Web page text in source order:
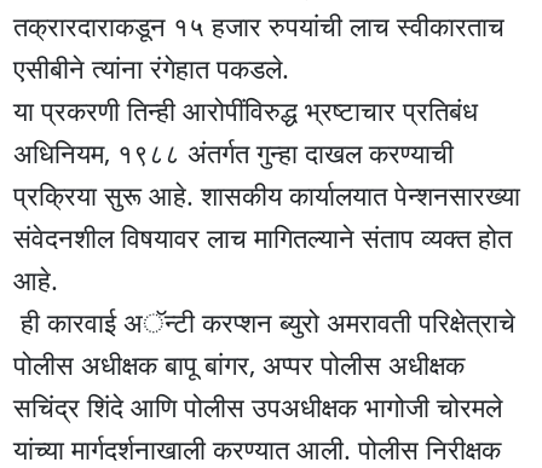
तक्रारदाराकडून १५ हजार रुपयांची लाच स्वीकारताच
एसीबीने त्यांना रंगेहात पकडले.
या प्रकरणी तिन्ही आरोपींविरुद्ध भ्रष्टाचार प्रतिबंध
अधिनियम, १९८८ अंतर्गत गुन्हा दाखल करण्याची
प्रक्रिया सुरू आहे. शासकीय कार्यालयात पेन्शनसारख्या
संवेदनशील विषयावर लाच मागितल्याने संताप व्यक्त होत
आहे.
ही कारवाई अॅन्टी करप्शन ब्युरो अमरावती परिक्षेत्राचे
पोलीस अधीक्षक बापू बांगर, अप्पर पोलीस अधीक्षक
सचिंद्र शिंदे आणि पोलीस उपअधीक्षक भागोजी चोरमले
यांच्या मार्गदर्शनाखाली करण्यात आली. पोलीस निरीक्षक